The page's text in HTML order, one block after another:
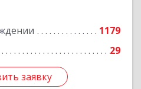
1179
29
заявку
заявку